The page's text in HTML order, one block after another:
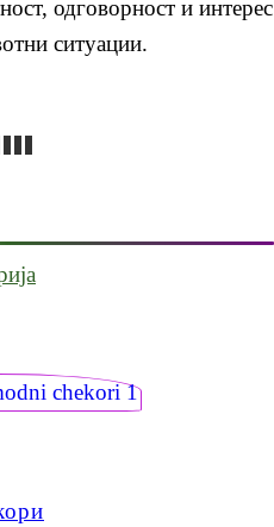
одговорност и интерес
ситуации.